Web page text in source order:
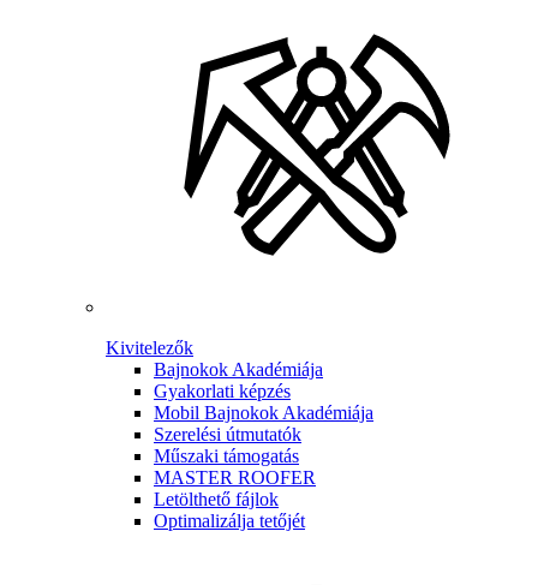
Kivitelezők
Bajnokok Akadémiája
Gyakorlati képzés
Mobil Bajnokok Akadémiája
Szerelési útmutatók
Műszaki támogatás
MASTER ROOFER
Letölthető fájlok
Optimalizálja tetőjét